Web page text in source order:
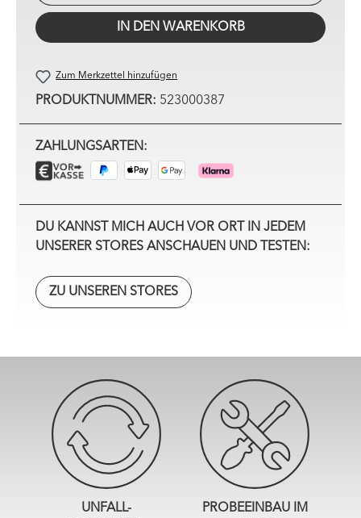
IN DEN WARENKORB
Zum Merkzettel hinzufügen
PRODUKTNUMMER: 523000387
ZAHLUNGSARTEN:
DU KANNST MICH AUCH VOR ORT IN JEDEM
UNSERER STORES ANSCHAUEN UND TESTEN:
ZU UNSEREN STORES
UNFALL-
PROBEEINBAU IM